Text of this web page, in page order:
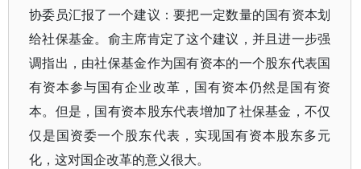
协委员汇报了一个建议：要把一定数量的国有资本划
给社保基金。俞主席肯定了这个建议，并且进一步强
调指出，由社保基金作为国有资本的一个股东代表国
有资本参与国有企业改革，国有资本仍然是国有资
本。但是，国有资本股东代表增加了社保基金，不仅
仅是国资委一个股东代表，实现国有资本股东多元
化，这对国企改革的意义很大。